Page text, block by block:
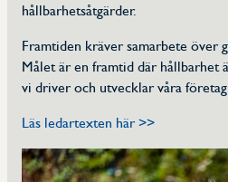
hållbarhetsåtgärder.
Framtiden kräver samarbete över
Målet är en framtid där hållbarhet
vi driver och utvecklar våra
Läs ledartexten här >>